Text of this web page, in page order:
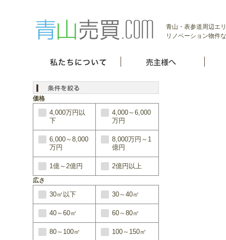
青山・表参道周辺エ
リノベーション物件
価格
4,000万円以
下
4,000～6,000
万円
6,000～8,000
万円
8,000万円～1
億円
1億～2億円 2億円以上
広さ
30㎡以下 30～40㎡
40～60㎡ 60～80㎡
80～100㎡ 100～150㎡